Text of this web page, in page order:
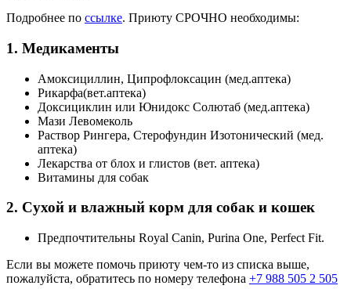
Подробнее по ссылке. Приюту СРОЧНО необходимы:
1. Медикаменты
Амоксициллин, Ципрофлоксацин (мед.аптека)
Рикарфа(вет.аптека)
Доксициклин или Юнидокс Солютаб (мед.аптека)
Мази Левомеколь
Раствор Рингера, Стерофундин Изотонический (мед.
аптека)
Лекарства от блох и глистов (вет. аптека)
Витамины для собак
2. Сухой и влажный корм для собак и кошек
Предпочтительны Royal Canin, Purina One, Perfect Fit.
Если вы можете помочь приюту чем-то из списка выше,
пожалуйста, обратитесь по номеру телефона +7 988 505 2 505